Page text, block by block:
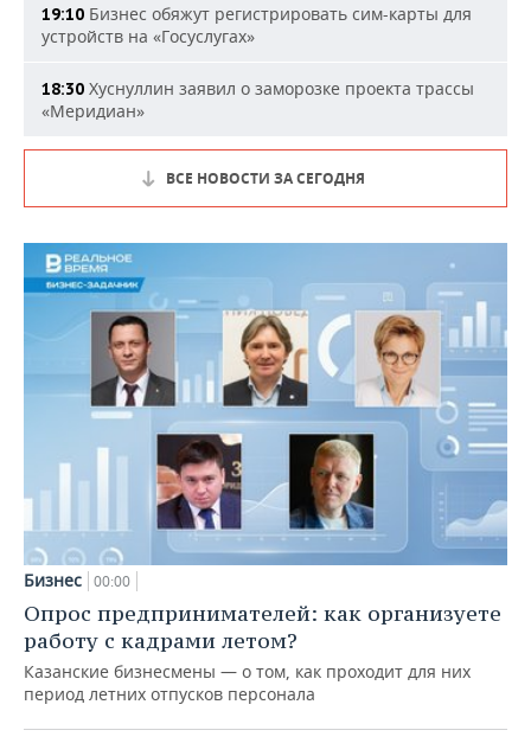
19:10 Бизнес обяжут регистрировать сим-карты для
устройств на «Госуслугах»
18:30 Хуснуллин заявил о заморозке проекта трассы
«Меридиан»
ВСЕ НОВОСТИ ЗА СЕГОДНЯ
Бизнес 00:00
Опрос предпринимателей: как организуете
работу с кадрами летом?
Казанские бизнесмены — о том, как проходит для них
период летних отпусков персонала